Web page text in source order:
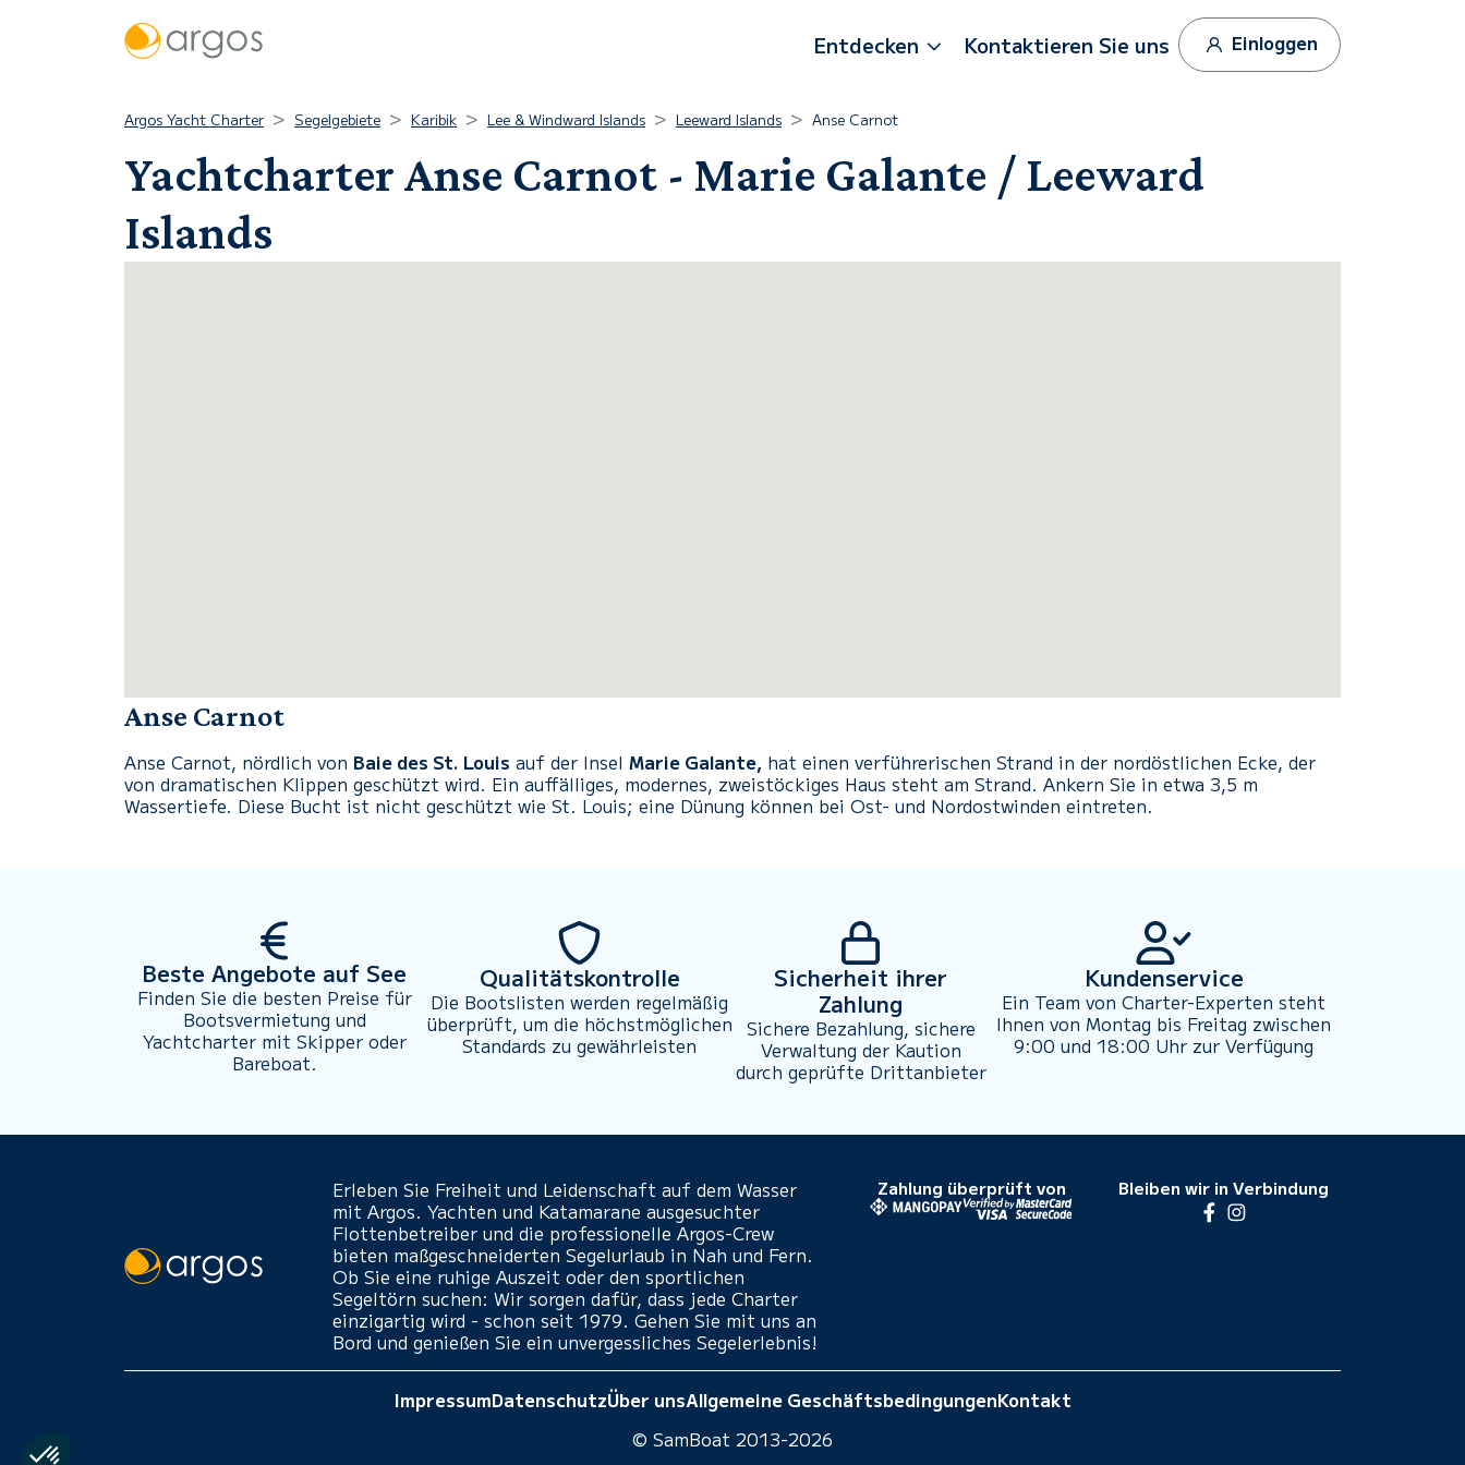
Entdecken Kontaktieren Sie uns Einloggen
Argos Yacht Charter Segelgebiete Karibik Lee & Windward Islands Leeward Islands Anse Carnot
Yachtcharter Anse Carnot - Marie Galante / Leeward
Islands
Anse Carnot
Anse Carnot, nördlich von Baie des St. Louis auf der Insel Marie Galante, hat einen verführerischen Strand in der nordöstlichen Ecke, der
von dramatischen Klippen geschützt wird. Ein auffälliges, modernes, zweistöckiges Haus steht am Strand. Ankern Sie in etwa 3,5 m
Wassertiefe. Diese Bucht ist nicht geschützt wie St. Louis; eine Dünung können bei Ost- und Nordostwinden eintreten.
Beste Angebote auf See
Finden Sie die besten Preise für
Bootsvermietung und
Yachtcharter mit Skipper oder
Bareboat.
Qualitätskontrolle
Die Bootslisten werden regelmäßig
überprüft, um die höchstmöglichen
Standards zu gewährleisten
Sicherheit ihrer
Zahlung
Sichere Bezahlung, sichere
Verwaltung der Kaution
durch geprüfte Drittanbieter
Kundenservice
Ein Team von Charter-Experten steht
Ihnen von Montag bis Freitag zwischen
9:00 und 18:00 Uhr zur Verfügung
Erleben Sie Freiheit und Leidenschaft auf dem Wasser
mit Argos. Yachten und Katamarane ausgesuchter
Flottenbetreiber und die professionelle Argos-Crew
bieten maßgeschneiderten Segelurlaub in Nah und Fern.
Ob Sie eine ruhige Auszeit oder den sportlichen
Segeltörn suchen: Wir sorgen dafür, dass jede Charter
einzigartig wird - schon seit 1979. Gehen Sie mit uns an
Bord und genießen Sie ein unvergessliches Segelerlebnis!
Zahlung überprüft von Bleiben wir in Verbindung
ImpressumDatenschutzÜber unsAllgemeine GeschäftsbedingungenKontakt
© SamBoat 2013-2026